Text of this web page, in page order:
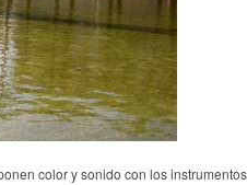
color y sonido con los instrumentos